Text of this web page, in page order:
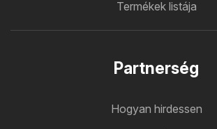
Termékek listája
Partnerség
Hogyan hirdessen